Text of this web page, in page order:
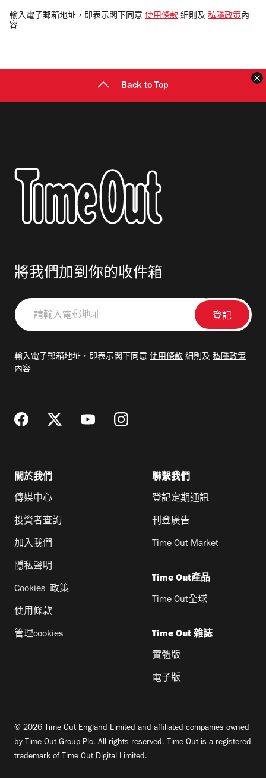
電
郵
輸入電子郵箱地址，即表示閣下同意 使用條款 細則及 私隱政策 內
容
Back to Top
將我們加到你的收件箱
請
輸
郵
輸入電子郵箱地址，即表示閣下同意 使用條款 細則及 私隱政策
內容
關於我們
傳媒中心
投資者查詢
加入我們
隱私聲明
Cookies 政策
使用條款
管理cookies
聯繫我們
登記定期通訊
刊登廣告
Time Out Market
Time Out產品
Time Out全球
Time Out 雜誌
實體版
電子版
© 2026 Time Out England Limited and affiliated companies owned
by Time Out Group Plc. All rights reserved. Time Out is a registered
trademark of Time Out Digital Limited.